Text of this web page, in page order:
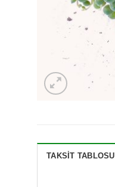
TAKSIT TABLOSU